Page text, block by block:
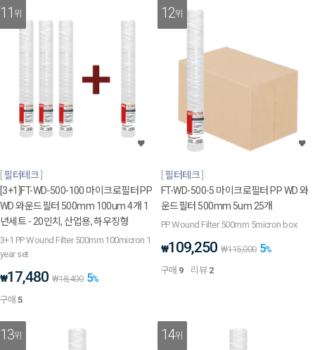
11위
필터테크
[3+1]FT-WD-500-100 마이크로필터 PP
WD 와운드필터 500mm 100um 4개 1
년세트 - 20인치, 산업용, 하우징형
3+1 PP Wound Filter 500mm 100micron 1
year set
₩17,480 ₩18,400 5%
구매5
12위
필터테크
FT-WD-500-5 마이크로필터 PP WD 와
운드필터 500mm 5um 25개
PP Wound Filter 500mm 5micron box
₩109,250 ₩115,000 5%
구매 9 리뷰 2
13위 14위